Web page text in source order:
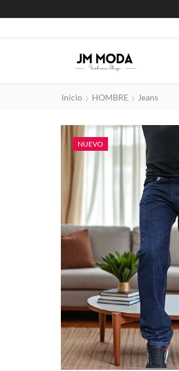
Inicio HOMBRE Jeans
NUEVO